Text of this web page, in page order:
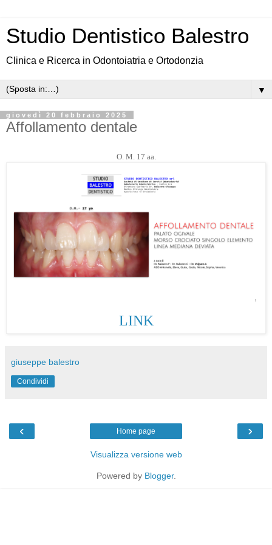
Studio Dentistico Balestro
Clinica e Ricerca in Odontoiatria e Ortodonzia
▼
giovedì 20 febbraio 2025
Affollamento dentale
O. M. 17 aa.
LINK
giuseppe balestro
Condividi
‹ ›
Home page
Visualizza versione web
Powered by Blogger.